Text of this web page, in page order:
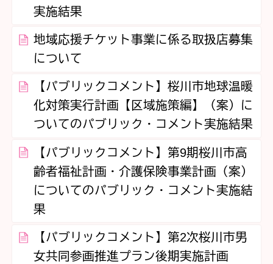
実施結果
地域応援チケット事業に係る取扱店募集
について
【パブリックコメント】桜川市地球温暖
化対策実行計画【区域施策編】（案）に
ついてのパブリック・コメント実施結果
【パブリックコメント】第9期桜川市高
齢者福祉計画・介護保険事業計画（案）
についてのパブリック・コメント実施結
果
【パブリックコメント】第2次桜川市男
女共同参画推進プラン後期実施計画